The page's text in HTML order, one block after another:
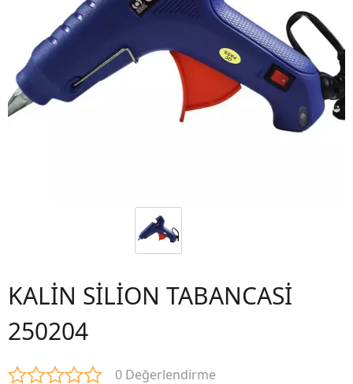
KALİN SİLİON TABANCASİ
250204
0 Değerlendirme